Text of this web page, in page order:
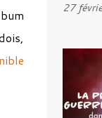
27
et
par
Grave